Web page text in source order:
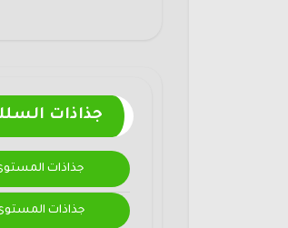
جذاذات
جذاذات
جذاذات المستوى